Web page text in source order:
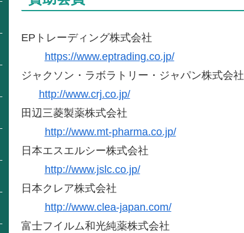
EPトレーディング株式会社
https://www.eptrading.co.jp/
ジャクソン・ラボラトリー・ジャパン株式会社
http://www.crj.co.jp/
田辺三菱製薬株式会社
http://www.mt-pharma.co.jp/
日本エスエルシー株式会社
http://www.jslc.co.jp/
日本クレア株式会社
http://www.clea-japan.com/
富士フイルム和光純薬株式会社